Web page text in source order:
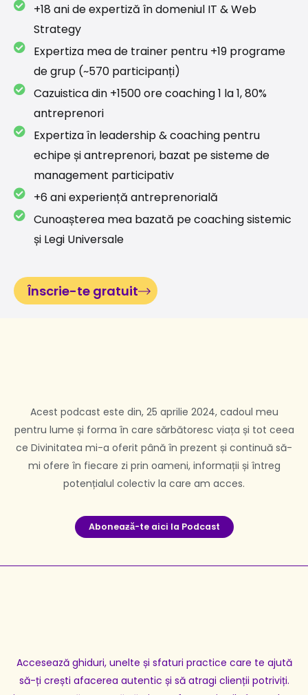
+18 ani de expertiză în domeniul IT & Web
Strategy
Expertiza mea de trainer pentru +19 programe
de grup (~570 participanți)
Cazuistica din +1500 ore coaching 1 la 1, 80%
antreprenori
Expertiza în leadership & coaching pentru
echipe și antreprenori, bazat pe sisteme de
management participativ
+6 ani experiență antreprenorială
Cunoașterea mea bazată pe coaching sistemic
și Legi Universale
Înscrie-te gratuit
Acest podcast este din, 25 aprilie 2024, cadoul meu
pentru lume și forma în care sărbătoresc viața și tot ceea
ce Divinitatea mi-a oferit până în prezent și continuă să-
mi ofere în fiecare zi prin oameni, informații și întreg
potențialul colectiv la care am acces.
Aboneaƶă-te aici la Podcast
Accesează ghiduri, unelte și sfaturi practice care te ajută
să-ți crești afacerea autentic și să atragi clienții potriviți.